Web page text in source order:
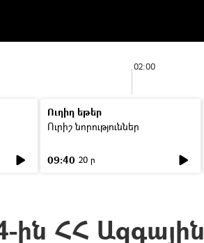
02:00
Ուղիղ եթեր
Ուրիշ նորություններ
09:40 20 ր
ին ՀՀ Ազգային